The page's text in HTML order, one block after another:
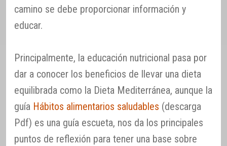
camino se debe proporcionar información y
educar.
Principalmente, la educación nutricional pasa por
dar a conocer los beneficios de llevar una dieta
equilibrada como la Dieta Mediterránea, aunque la
guía Hábitos alimentarios saludables (descarga
Pdf) es una guía escueta, nos da los principales
puntos de reflexión para tener una base sobre